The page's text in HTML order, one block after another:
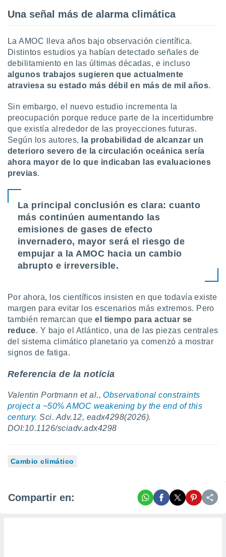
Una señal más de alarma climática
La AMOC lleva años bajo observación científica.
Distintos estudios ya habían detectado señales de
debilitamiento en las últimas décadas, e incluso
algunos trabajos sugieren que actualmente
atraviesa su estado más débil en más de mil años.
Sin embargo, el nuevo estudio incrementa la
preocupación porque reduce parte de la incertidumbre
que existía alrededor de las proyecciones futuras.
Según los autores,
la probabilidad de alcanzar un
deterioro severo de la circulación oceánica sería
ahora mayor de lo que indicaban las evaluaciones
previas.
La principal conclusión es clara: cuanto
más continúen aumentando las
emisiones de gases de efecto
invernadero, mayor será el riesgo de
empujar a la AMOC hacia un cambio
abrupto e irreversible.
Por ahora, los científicos insisten en que todavía existe
margen para evitar los escenarios más extremos. Pero
también remarcan queel tiempo para actuar se
reduce. Y bajo el Atlántico, una de las piezas centrales
del sistema climático planetario ya comenzó a mostrar
signos de fatiga.
Referencia de la noticia
Valentin Portmann et al.,Observational constraints
project a ~50% AMOC weakening by the end of this
century. Sci. Adv.12, eadx4298(2026).
DOI:10.1126/sciadv.adx4298
Cambio climático
Compartir en: